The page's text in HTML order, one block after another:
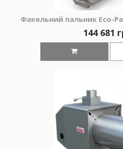
Факельний пальник Eco-
144 681